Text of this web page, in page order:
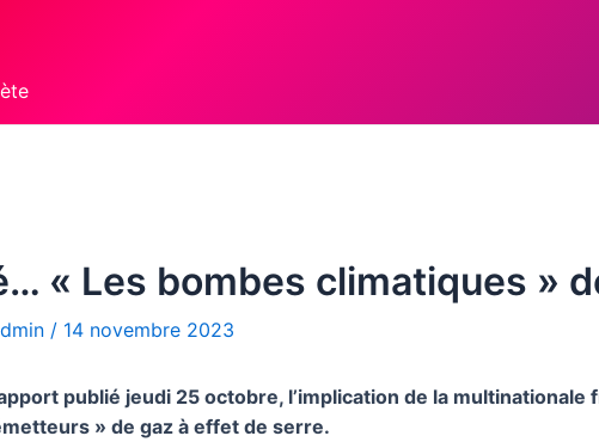
« Les bombes climatiques »
/ 14 novembre 2023
publié jeudi 25 octobre, l’implication de la
» de gaz à effet de serre.